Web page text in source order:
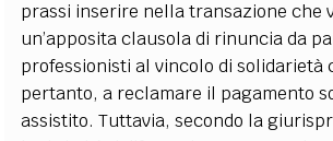
prassi inserire nella transazione che
un’apposita clausola di rinuncia da
professionisti al vincolo di solidarietà
pertanto, a reclamare il pagamento
assistito. Tuttavia, secondo la